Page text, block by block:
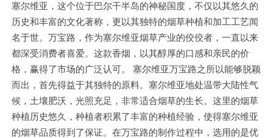
塞尔维亚，这个位于巴尔干半岛的神秘国度，不仅以其悠久的
历史和丰富的文化著称，更以其独特的烟草种植和加工工艺闻
名于世。万宝路，作为塞尔维亚烟草产业的佼佼者，一直以来
都深受消费者喜爱。这款香烟，以其醇厚的口感和亲民的价
格，赢得了市场的广泛认可。 塞尔维亚万宝路之所以能够脱颖
而出，首先得益于其独特的原料。塞尔维亚地处温带大陆性气
候，土壤肥沃，光照充足，非常适合烟草的生长。这里的烟草
种植历史悠久，种植者积累了丰富的种植经验，使得塞尔维亚
的烟草品质得到了保证。在万宝路的制作过程中，选用的是优